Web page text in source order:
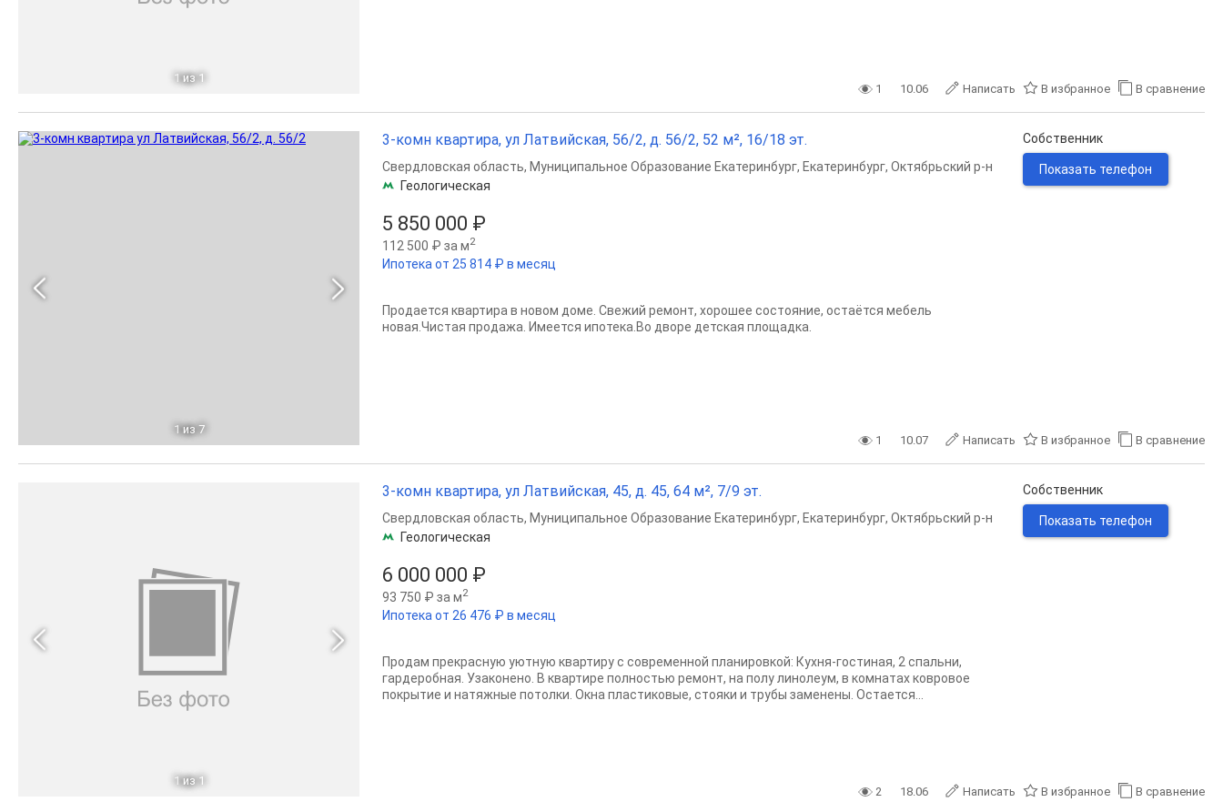
1 из 1
1 10.06 Написать В избранное В сравнение
1 из 7
3-комн квартира, ул Латвийская, 56/2, д. 56/2, 52 м², 16/18 эт.
5 850 000 ₽
112 500 ₽ за м2
Ипотека от 25 814 ₽ в месяц
Свердловская область, Муниципальное Образование Екатеринбург, Екатеринбург, Октябрьский р-н
Геологическая
Продается квартира в новом доме. Свежий ремонт, хорошее состояние, остаётся мебель
новая.Чистая продажа. Имеется ипотека.Во дворе детская площадка.
Собственник
Показать телефон
1 10.07 Написать В избранное В сравнение
1 из 1
3-комн квартира, ул Латвийская, 45, д. 45, 64 м², 7/9 эт.
6 000 000 ₽
93 750 ₽ за м2
Ипотека от 26 476 ₽ в месяц
Свердловская область, Муниципальное Образование Екатеринбург, Екатеринбург, Октябрьский р-н
Геологическая
Продам прекрасную уютную квартиру с современной планировкой: Кухня-гостиная, 2 спальни,
гардеробная. Узаконено. В квартире полностью ремонт, на полу линолеум, в комнатах ковровое
покрытие и натяжные потолки. Окна пластиковые, стояки и трубы заменены. Остается...
Собственник
Показать телефон
2 18.06 Написать В избранное В сравнение